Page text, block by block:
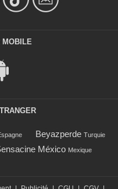
MOBILE
Beyazperde Turquie
México Mexique